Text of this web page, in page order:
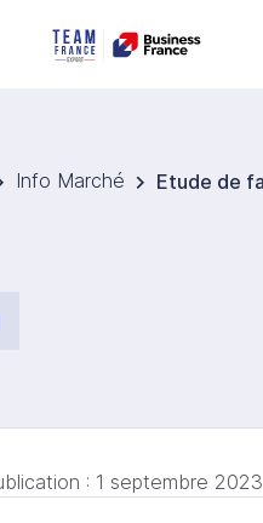
Info Marché
: 1 septembre 2023